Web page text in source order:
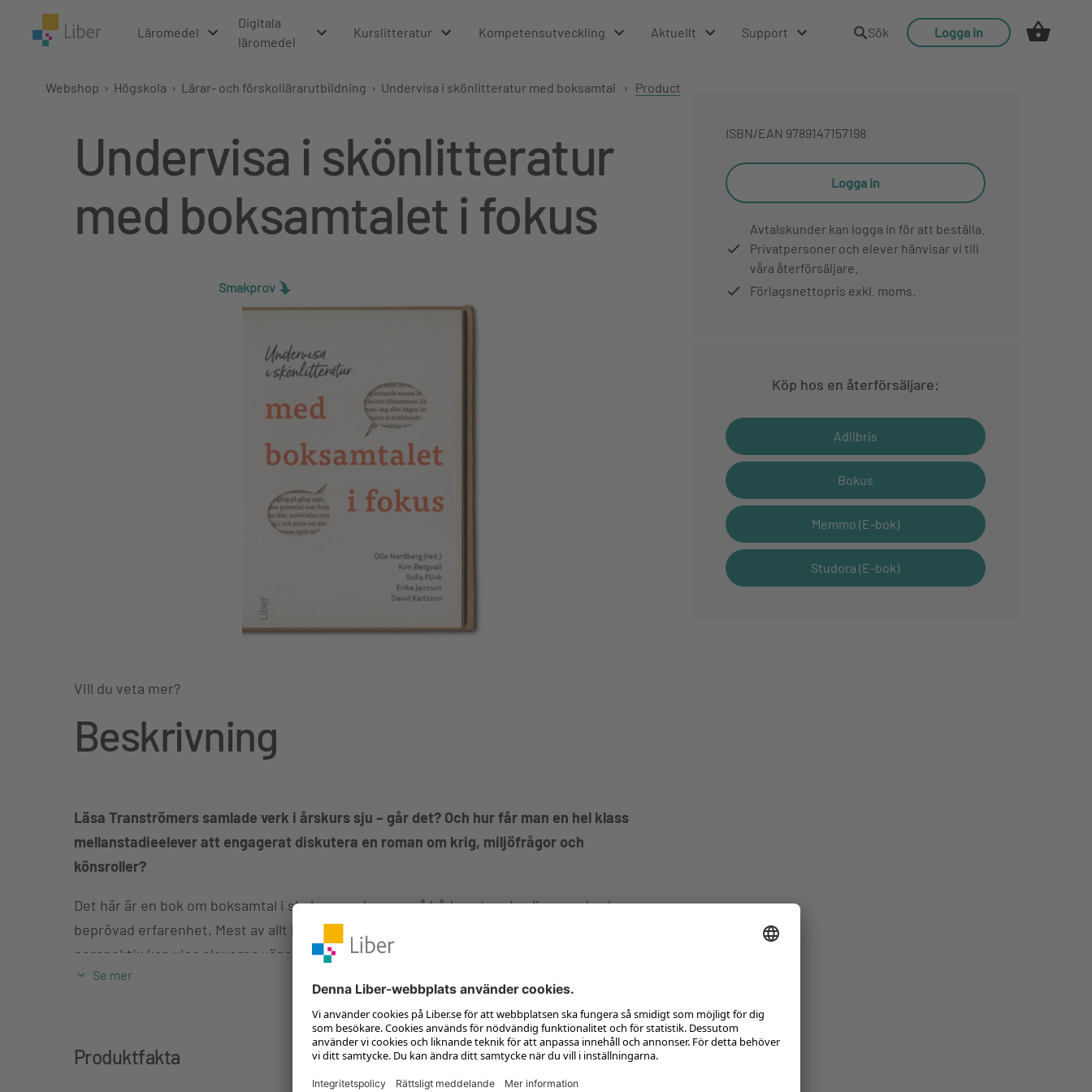
Läromedel
Digitala
läromedel
Kurslitteratur Kompetensutveckling Aktuellt Support Sök Logga in
Webshop › Högskola › Lärar- och förskollärarutbildning › Undervisa i skönlitteratur med boksamtal › Product
Undervisa i skönlitteratur
med boksamtalet i fokus
Smakprov
Vill du veta mer?
Beskrivning
Läsa Tranströmers samlade verk i årskurs sju – går det? Och hur får man en hel klass
mellanstadieelever att engagerat diskutera en roman om krig, miljöfrågor och
könsroller?
Det här är en bok om boksamtal i skolan som bygger på både vetenskaplig grund och
beprövad erfarenhet. Mest av allt handlar den om hur lärare med stöd i båda dessa
perspektiv kan visa eleverna vägen in i skönlitteraturens värld.
Inledningsvis ges en lättillgänglig översikt av vad vi vet om boksamtal utifrån aktuell
forskning och vilka stora möjligheter som finns att utveckla elever till reflekterande läsare
i det arbetssättet. Därefter beskriver fyra verksamma lärare sina erfarenheter utifrån
arbetet med olika skönlitterära texter – dikter, noveller, romaner – med elever i
Se mer
Produktfakta
ISBN/EAN 9789147157198
Logga in
Avtalskunder kan logga in för att beställa.
Privatpersoner och elever hänvisar vi till
våra återförsäljare.
Förlagsnettopris exkl. moms.
Köp hos en återförsäljare:
Adlibris
Bokus
Memmo (E-bok)
Studora (E-bok)